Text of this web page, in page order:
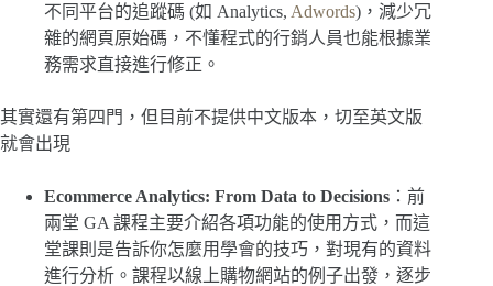
不同平台的追蹤碼 (如 Analytics, Adwords)，減少冗
雜的網頁原始碼，不懂程式的行銷人員也能根據業
務需求直接進行修正。
其實還有第四門，但目前不提供中文版本，切至英文版
就會出現
Ecommerce Analytics: From Data to Decisions ：前
兩堂 GA 課程主要介紹各項功能的使用方式，而這
堂課則是告訴你怎麼用學會的技巧，對現有的資料
進行分析。課程以線上購物網站的例子出發，逐步